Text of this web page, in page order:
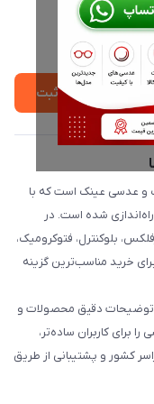
ثبت
و عدسی عینک است که با
شده است. در
بلوکنترل، فتوکرومیک،
خرید مناسب‌ترین گزینه
توضیحات دقیق محصولات و
برای کاربران ساده‌تر،
کشور و پشتیبانی از طریق